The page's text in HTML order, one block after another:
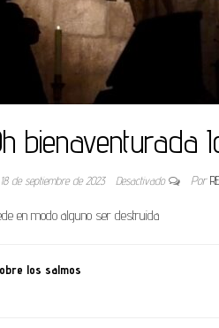
bienaventurada
18 de septiembre de 2023 Desactivado Por
en modo alguno ser destruida
los salmos